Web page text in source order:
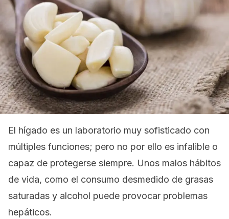
El hígado es un laboratorio muy sofisticado con
múltiples funciones; pero no por ello es infalible o
capaz de protegerse siempre. Unos malos hábitos
de vida, como el consumo desmedido de grasas
saturadas y alcohol puede provocar problemas
hepáticos.